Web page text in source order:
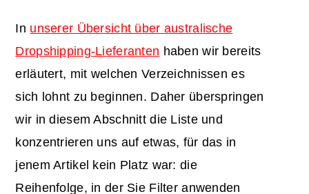
In unserer Übersicht über australische
Dropshipping-Lieferanten haben wir bereits
erläutert, mit welchen Verzeichnissen es
sich lohnt zu beginnen. Daher überspringen
wir in diesem Abschnitt die Liste und
konzentrieren uns auf etwas, für das in
jenem Artikel kein Platz war: die
Reihenfolge, in der Sie Filter anwenden